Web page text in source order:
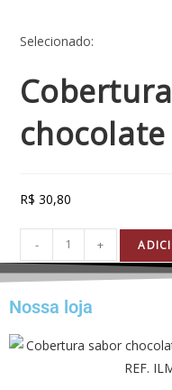
Selecionado:
R$ 30,80
- +
Nossa loja